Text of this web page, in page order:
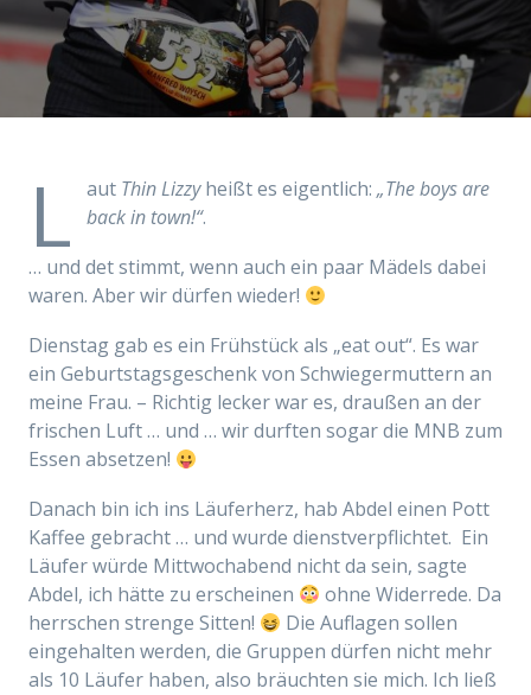
L aut Thin Lizzyheißt es eigentlich: „The boys are
back in town!“.
… und det stimmt, wenn auch ein paar Mädels dabei
waren. Aber wir dürfen wieder!
Dienstag gab es ein Frühstück als „eat out“. Es war
ein Geburtstagsgeschenk von Schwiegermuttern an
meine Frau. – Richtig lecker war es, draußen an der
frischen Luft … und … wir durften sogar die MNB zum
Essen absetzen!
Danach bin ich ins Läuferherz, hab Abdel einen Pott
Kaffee gebracht … und wurde dienstverpflichtet. Ein
Läufer würde Mittwochabend nicht da sein, sagte
Abdel, ich hätte zu erscheinen
ohne Widerrede. Da
herrschen strenge Sitten!
Die Auflagen sollen
eingehalten werden, die Gruppen dürfen nicht mehr
als 10 Läufer haben, also bräuchten sie mich. Ich ließ